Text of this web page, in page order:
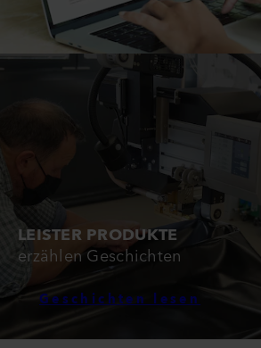
LEISTER PRODUKTE
erzählen Geschichten
Geschichten lesen